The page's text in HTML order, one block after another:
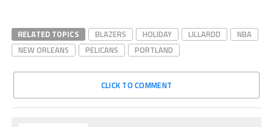
RELATED TOPICS BLAZERS HOLIDAY LILLARDD
NBA
NEW ORLEANS
PELICANS PORTLAND
CLICK TO COMMENT